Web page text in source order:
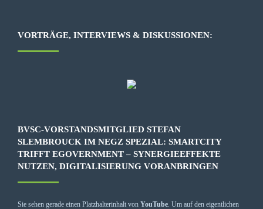
VORTRÄGE, INTERVIEWS & DISKUSSIONEN:
BVSC-VORSTANDSMITGLIED STEFAN
SLEMBROUCK IM NEGZ SPEZIAL: SMARTCITY
TRIFFT EGOVERNMENT – SYNERGIEEFFEKTE
NUTZEN, DIGITALISIERUNG VORANBRINGEN
Sie sehen gerade einen Platzhalterinhalt von YouTube . Um auf den eigentlichen